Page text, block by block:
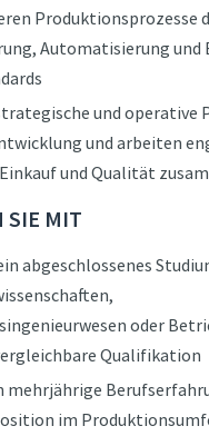
Produktionsprozesse
Automatisierung und
und operative
und arbeiten
und Qualität
SIE MIT
abgeschlossenes
oder
Qualifikation
mehrjährige
im